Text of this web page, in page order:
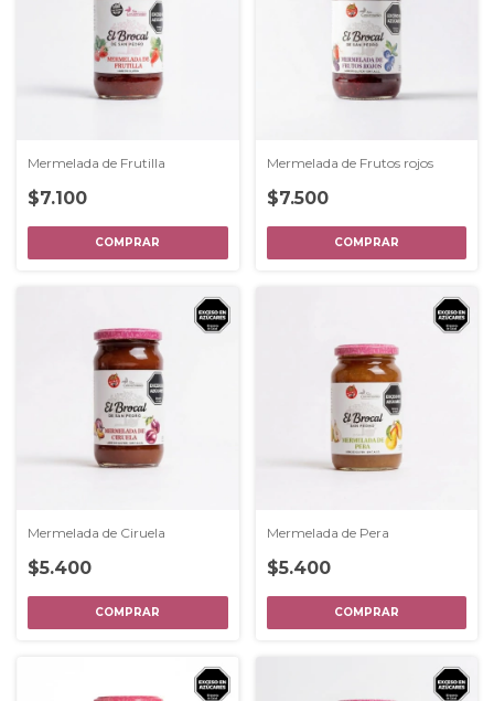
Mermelada de Frutilla
$7.100
Mermelada de Frutos rojos
$7.500
Mermelada de Ciruela
$5.400
Mermelada de Pera
$5.400